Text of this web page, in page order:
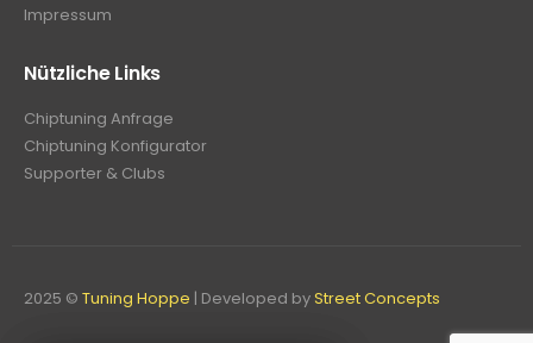
Impressum
Nützliche Links
Chiptuning Anfrage
Chiptuning Konfigurator
Supporter & Clubs
2025 © Tuning Hoppe | Developed byStreet Concepts